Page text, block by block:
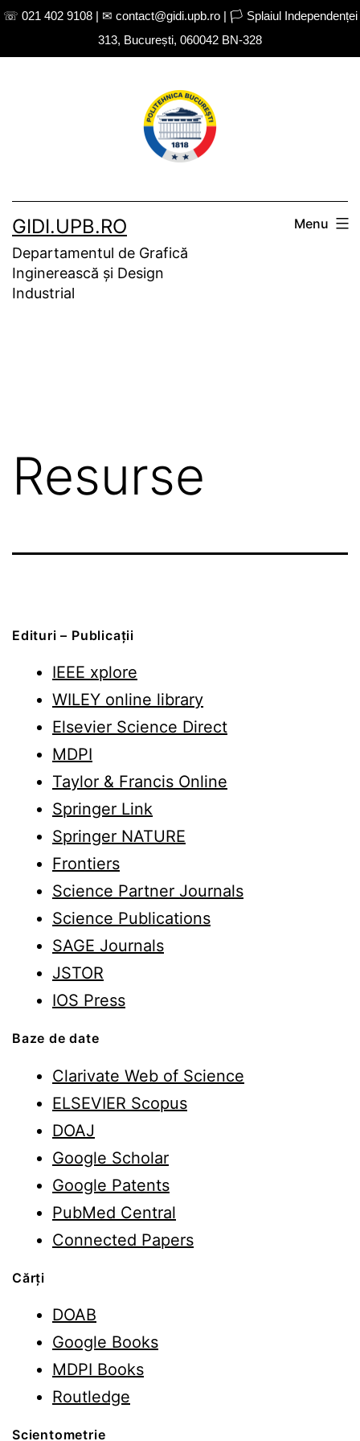
☏ 021 402 9108 | ✉ contact@gidi.upb.ro | 🏳 Splaiul Independenței
313, București, 060042 BN-328
GIDI.UPB.RO
Departamentul de Grafică
Inginerească și Design
Industrial
Menu
Resurse
Edituri – Publicații
IEEE xplore
WILEY online library
Elsevier Science Direct
MDPI
Taylor & Francis Online
Springer Link
Springer NATURE
Frontiers
Science Partner Journals
Science Publications
SAGE Journals
JSTOR
IOS Press
Baze de date
Clarivate Web of Science
ELSEVIER Scopus
DOAJ
Google Scholar
Google Patents
PubMed Central
Connected Papers
Cărți
DOAB
Google Books
MDPI Books
Routledge
Scientometrie